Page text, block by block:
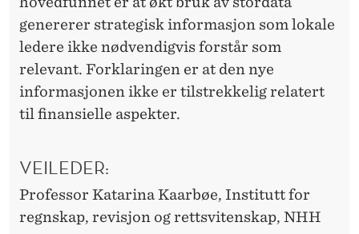
genererer strategisk informasjon som lokale
ledere ikke nødvendigvis forstår som
relevant. Forklaringen er at den nye
informasjonen ikke er tilstrekkelig relatert
til finansielle aspekter.
VEILEDER:
Professor Katarina Kaarbøe, Institutt for
regnskap, revisjon og rettsvitenskap, NHH